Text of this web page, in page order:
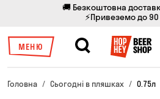
🚚 Безкоштовна
⚡Привеземо до
МЕНЮ
Головна Сьогодні в пляшках 0.75л